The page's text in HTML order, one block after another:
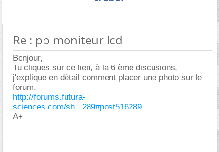
Re : pb moniteur lcd
Bonjour,
Tu cliques sur ce lien, à la 6 ème discusions,
j'explique en détail comment placer une photo sur le
forum.
http://forums.futura-
sciences.com/sh...289#post516289
A+